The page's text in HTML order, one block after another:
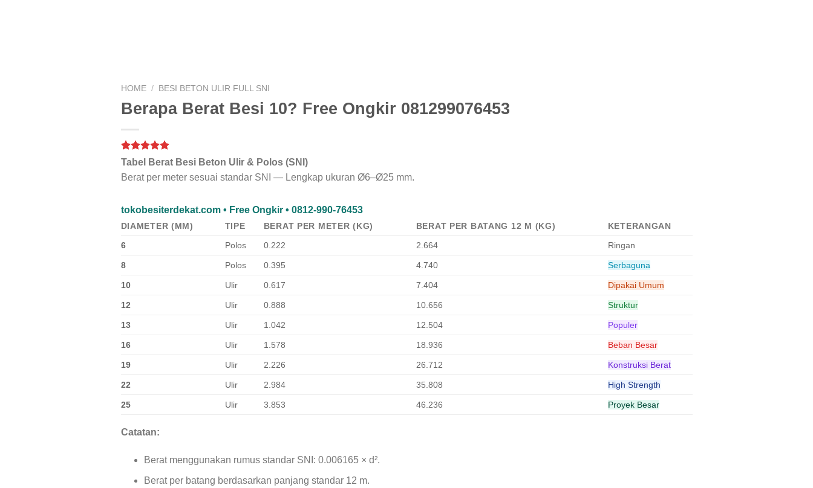
HOME / BESI BETON ULIR FULL SNI
Berapa Berat Besi 10? Free Ongkir 081299076453
Rated 5.00
based on
1
Tabel Berat Besi Beton Ulir & Polos (SNI)
Berat per meter sesuai standar SNI — Lengkap ukuran Ø6–Ø25 mm.
tokobesiterdekat.com • Free Ongkir • 0812-990-76453
DIAMETER (MM) TIPE BERAT PER METER (KG) BERAT PER BATANG 12 M (KG)
KETERANGAN
6
Polos 0.222 2.664 Ringan
8 Polos 0.395 4.740 Serbaguna
10 Ulir 0.617 7.404 Dipakai Umum
12 Ulir 0.888 10.656 Struktur
13 Ulir 1.042 12.504 Populer
16 Ulir 1.578 18.936 Beban Besar
19 Ulir 2.226 26.712 Konstruksi Berat
22 Ulir 2.984 35.808 High Strength
25 Ulir 3.853 46.236 Proyek Besar
Catatan:
Berat menggunakan rumus standar SNI: 0.006165 × d².
Berat per batang berdasarkan panjang standar 12 m.